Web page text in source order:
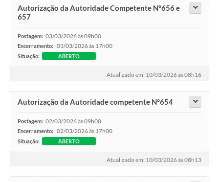
Autorização da Autoridade Competente N°656 e
657
Postagem: 03/03/2026 às 09h00
Encerramento: 03/03/2026 às 17h00
Situação: ABERTO
Atualizado em: 10/03/2026 às 08h16
Autorização da Autoridade competente N°654
Postagem: 02/03/2026 às 09h00
Encerramento: 02/03/2026 às 17h00
Situação: ABERTO
Atualizado em: 10/03/2026 às 08h13